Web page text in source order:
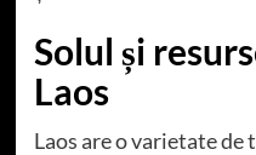
Solul și
Laos
Laos are o varietate